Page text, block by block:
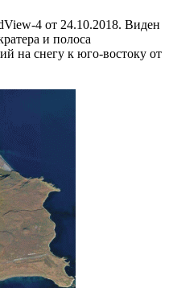
4 от 24.10.2018. Виден
и полоса
на снегу к юго-востоку от